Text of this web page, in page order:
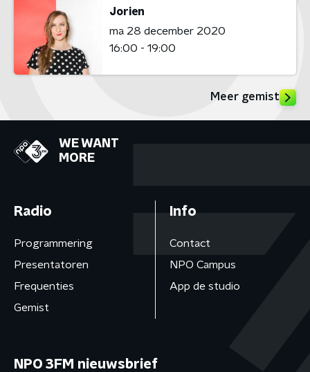
Jorien
ma 28 december 2020
16:00 - 19:00
Meer gemist
WE WANT
MORE
Radio
Programmering
Presentatoren
Frequenties
Gemist
Info
Contact
NPO Campus
App de studio
NPO 3FM nieuwsbrief